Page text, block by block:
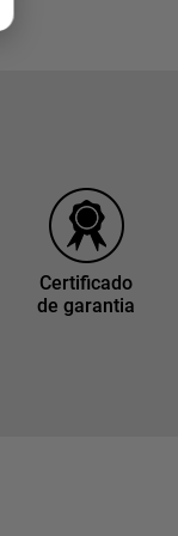
Certificado
de garantia